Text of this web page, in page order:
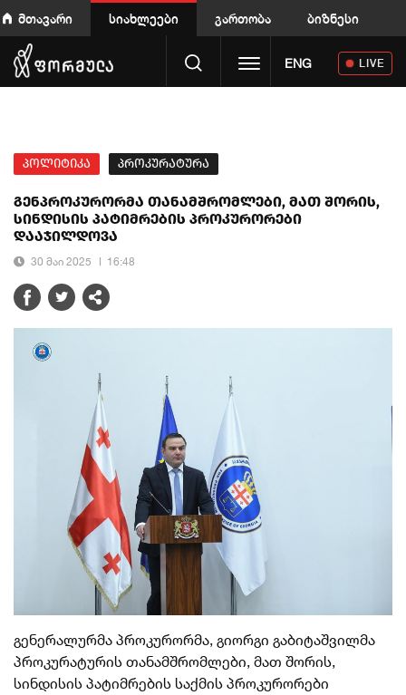
მთავარი სიახლეები გართობა ბიზნესი
Toggle navigation
ENG LIVE
პოლიტიკა პროკურატურა
გენპროკურორმა თანამშრომლები, მათ შორის,
სინდისის პატიმრების პროკურორები
დააჯილდოვა
30 მაი 2025 16:48
გენერალურმა პროკურორმა, გიორგი გაბიტაშვილმა
პროკურატურის თანამშრომლები, მათ შორის,
სინდისის პატიმრების საქმის პროკურორები